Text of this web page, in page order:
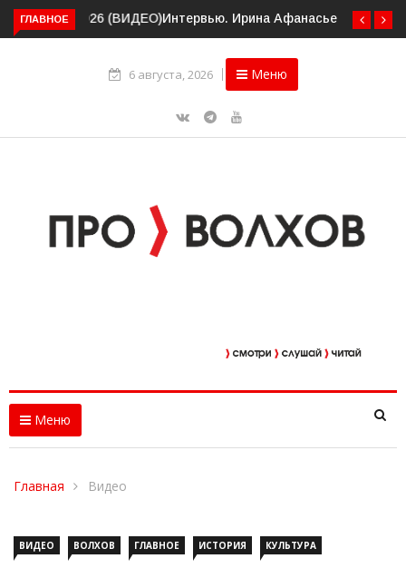
ГЛАВНОЕ
Интервью. Ирина Афанасьева о социальном контракте
6 августа, 2026